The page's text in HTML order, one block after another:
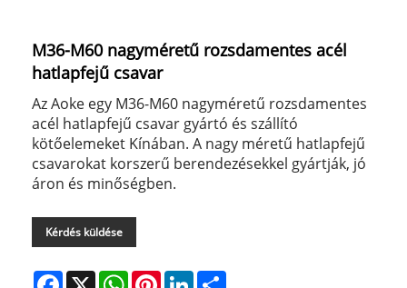
M36-M60 nagyméretű rozsdamentes acél
hatlapfejű csavar
Az Aoke egy M36-M60 nagyméretű rozsdamentes
acél hatlapfejű csavar gyártó és szállító
kötőelemeket Kínában. A nagy méretű hatlapfejű
csavarokat korszerű berendezésekkel gyártják, jó
áron és minőségben.
Kérdés küldése
Facebook
X WhatsAppPinterestLinkedIn